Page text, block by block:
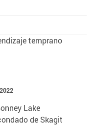
temprano
Lake
de Skagit